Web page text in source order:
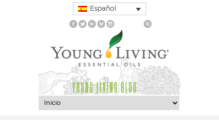
Español
YOUNG LIVING BLOG